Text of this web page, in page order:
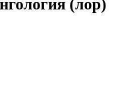
(лор)